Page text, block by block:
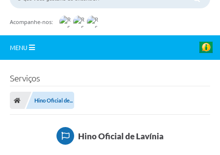
Acompanhe-nos:
MENU
PDTI
Transparência Municipal
Administração
Serviços
Hino Oficial de...
Hino Oficial de Lavínia